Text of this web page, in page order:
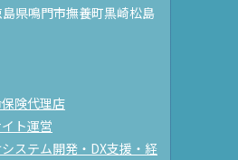
県鳴門市撫養町黒崎松島
険代理店
ト運営
ステム開発・DX支援・経